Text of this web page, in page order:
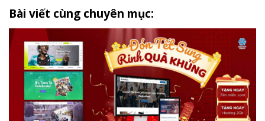
Bài viết cùng chuyên mục: